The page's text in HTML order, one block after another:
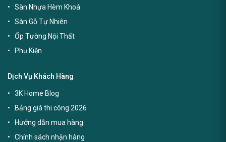
Sàn Nhựa Hèm Khoá
Sàn Gỗ Tự Nhiên
Ốp Tường Nội Thất
Phụ Kiện
Dịch Vụ Khách Hàng
3K Home Blog
Bảng giá thi công 2026
Hướng dẫn mua hàng
Chính sách nhận hàng